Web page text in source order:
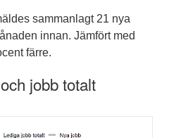
sammanlagt 21 nya
innan. Jämfört med
färre.
jobb totalt